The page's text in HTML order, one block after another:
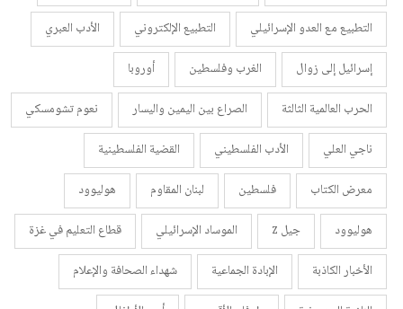
التطبيع مع العدو الإسرائيلي
التطبيع الإلكتروني
الأدب العبري
إسرائيل إلى زوال
الغرب وفلسطين
أوروبا
الحرب العالمية الثالثة
الصراع بين اليمين واليسار
نعوم تشومسكي
ناجي العلي
الأدب الفلسطيني
القضية الفلسطينية
معرض الكتاب
فلسطين لبنان المقاوم
هوليوود
هوليوود
جيل z الموساد الإسرائيلي
قطاع التعليم في غزة
الأخبار الكاذبة
الإبادة الجماعية
شهداء الصحافة والإعلام